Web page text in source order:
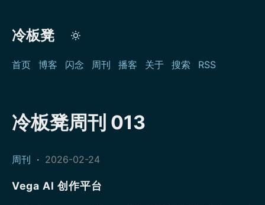
冷板凳
首页 博客 闪念 周刊 播客 关于 搜索 RSS
冷板凳周刊 013
周刊 · 2026-02-24
Vega Al 创作平台